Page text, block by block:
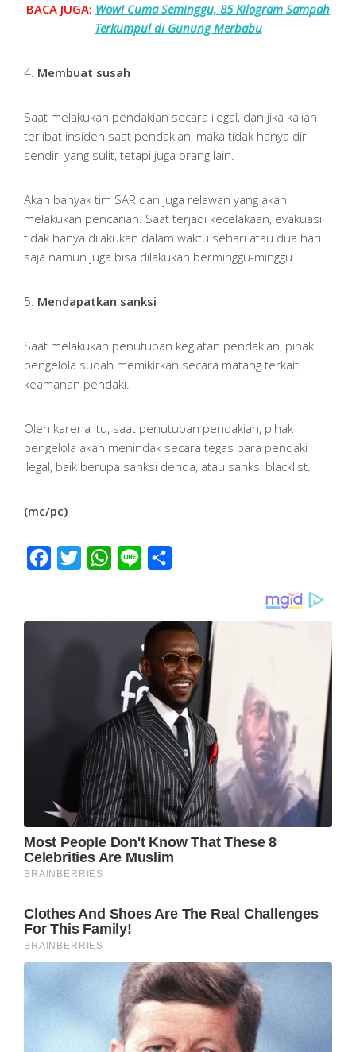
BACA JUGA: Wow! Cuma Seminggu, 85 Kilogram Sampah
Terkumpul di Gunung Merbabu
4. Membuat susah
Saat melakukan pendakian secara ilegal, dan jika kalian
terlibat insiden saat pendakian, maka tidak hanya diri
sendiri yang sulit, tetapi juga orang lain.
Akan banyak tim SAR dan juga relawan yang akan
melakukan pencarian. Saat terjadi kecelakaan, evakuasi
tidak hanya dilakukan dalam waktu sehari atau dua hari
saja namun juga bisa dilakukan berminggu-minggu.
5. Mendapatkan sanksi
Saat melakukan penutupan kegiatan pendakian, pihak
pengelola sudah memikirkan secara matang terkait
keamanan pendaki.
Oleh karena itu, saat penutupan pendakian, pihak
pengelola akan menindak secara tegas para pendaki
ilegal, baik berupa sanksi denda, atau sanksi blacklist.
(mc/pc)
Facebook
Twitter WhatsApp
Line